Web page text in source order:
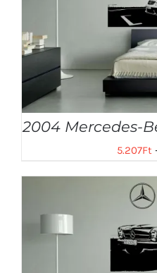
2004 Mercedes-
5.207Ft